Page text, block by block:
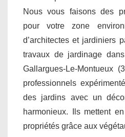
Nous vous faisons des
pour votre zone
d’architectes et jardiniers
travaux de jardinage
Gallargues-Le-Montueux
professionnels
des jardins avec un
harmonieux. Ils mettent
propriétés grâce aux